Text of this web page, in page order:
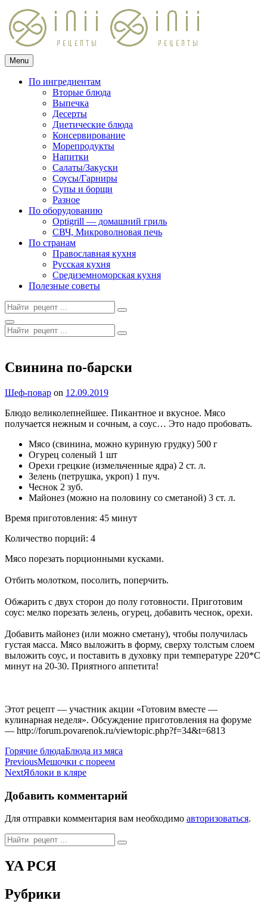
Skip
to
content
Кулинарные рецепты
для домашнего приготовления
Menu
По ингредиентам
Вторые блюда
Выпечка
Десерты
Диетические блюда
Консервирование
Морепродукты
Напитки
Салаты/Закуски
Соусы/Гарниры
Супы и борщи
Разное
По оборудованию
Optigrill — домашний гриль
СВЧ, Микроволновая печь
По странам
Православная кухня
Русская кухня
Средиземноморская кухня
Полезные советы
Search
for:
Search
Search
for:
Свинина по-барски
By
Шеф-повар on 12.09.2019
Блюдо великолепнейшее. Пикантное и вкусное. Мясо
получается нежным и сочным, а соус… Это надо пробовать.
Мясо (свинина, можно куриную грудку) 500 г
Огурец соленый 1 шт
Орехи грецкие (измельченные ядра) 2 ст. л.
Зелень (петрушка, укроп) 1 пуч.
Чеснок 2 зуб.
Майонез (можно на половину со сметаной) 3 ст. л.
Время приготовления: 45 минут
Количество порций: 4
Мясо порезать порционными кусками.
Отбить молотком, посолить, поперчить.
Обжарить с двух сторон до полу готовности. Приготовим
соус: мелко порезать зелень, огурец, добавить чеснок, орехи.
Добавить майонез (или можно сметану), чтобы получилась
густая масса. Мясо выложить в форму, сверху толстым слоем
выложить соус, и поставить в духовку при температуре 220*С
минут на 20-30. Приятного аппетита!
Этот рецепт — участник акции «Готовим вместе —
кулинарная неделя». Обсуждение приготовления на форуме
— http://forum.povarenok.ru/viewtopic.php?f=34&t=6813
Categories
Горячие блюдаTags
Блюда из мяса
Навигация
по
записям
PreviousМешочки с пореем
NextЯблоки в кляре
Добавить комментарий
Для отправки комментария вам необходимо авторизоваться.
Search
for:
YA РСЯ
Рубрики